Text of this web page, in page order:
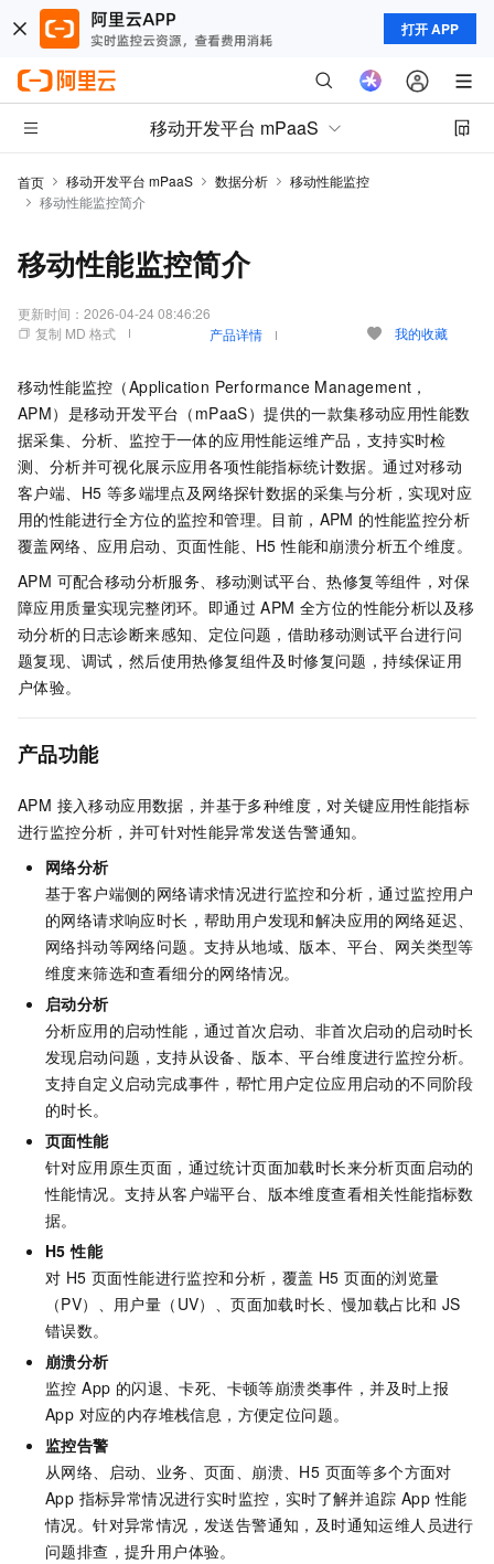
打开 APP
移动开发平台 mPaaS
首页 移动开发平台 mPaaS 数据分析
移动性能监控
移动性能监控简介
移动性能监控简介
更新时间： 2026-04-24 08:46:26
复制 MD 格式
产品详情 我的收藏
移动性能监控（Application Performance Management，
APM）是移动开发平台（mPaaS）提供的一款集移动应用性能数
据采集、分析、监控于一体的应用性能运维产品，支持实时检
测、分析并可视化展示应用各项性能指标统计数据。通过对移动
客户端、H5 等多端埋点及网络探针数据的采集与分析，实现对应
用的性能进行全方位的监控和管理。目前，APM 的性能监控分析
覆盖网络、应用启动、页面性能、H5 性能和崩溃分析五个维度。
APM 可配合移动分析服务、移动测试平台、热修复等组件，对保
障应用质量实现完整闭环。即通过 APM 全方位的性能分析以及移
动分析的日志诊断来感知、定位问题，借助移动测试平台进行问
题复现、调试，然后使用热修复组件及时修复问题，持续保证用
户体验。
产品功能
APM 接入移动应用数据，并基于多种维度，对关键应用性能指标
进行监控分析，并可针对性能异常发送告警通知。
网络分析
基于客户端侧的网络请求情况进行监控和分析，通过监控用户
的网络请求响应时长，帮助用户发现和解决应用的网络延迟、
网络抖动等网络问题。支持从地域、版本、平台、网关类型等
维度来筛选和查看细分的网络情况。
启动分析
分析应用的启动性能，通过首次启动、非首次启动的启动时长
发现启动问题，支持从设备、版本、平台维度进行监控分析。
支持自定义启动完成事件，帮忙用户定位应用启动的不同阶段
的时长。
页面性能
针对应用原生页面，通过统计页面加载时长来分析页面启动的
性能情况。支持从客户端平台、版本维度查看相关性能指标数
据。
H5 性能
对 H5 页面性能进行监控和分析，覆盖 H5 页面的浏览量
（PV）、用户量（UV）、页面加载时长、慢加载占比和 JS
错误数。
崩溃分析
监控 App 的闪退、卡死、卡顿等崩溃类事件，并及时上报
App 对应的内存堆栈信息，方便定位问题。
监控告警
从网络、启动、业务、页面、崩溃、H5 页面等多个方面对
App 指标异常情况进行实时监控，实时了解并追踪 App 性能
情况。针对异常情况，发送告警通知，及时通知运维人员进行
问题排查，提升用户体验。